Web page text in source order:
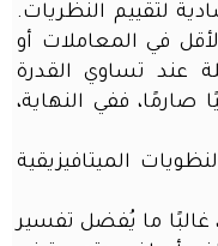
لتقييم النظريات.
في المعاملات أو
عند تساوي القدرة
صارمًا، ففي النهاية،
الميتافيزيقية
ما يُفضل تفسير